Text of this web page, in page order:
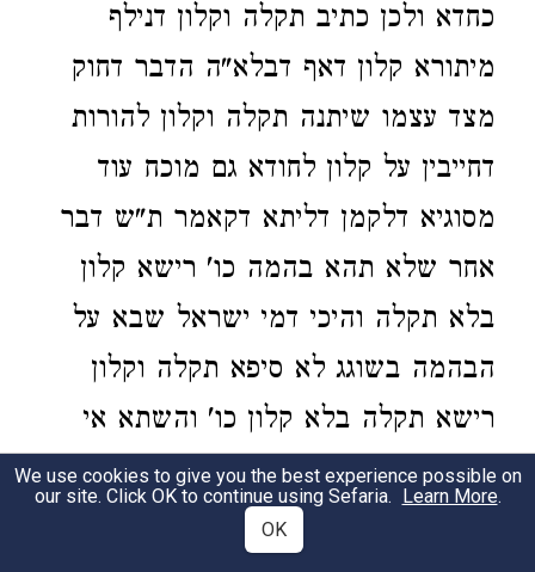
כחדא ולכן כתיב תקלה וקלון דנילף
מיתורא קלון דאף דבלא"ה הדבר דחוק
מצד עצמו שיתנה תקלה וקלון להורות
דחייבין על קלון לחודא גם מוכח עוד
מסוגיא דלקמן דליתא דקאמר ת"ש דבר
אחר שלא תהא בהמה כו' רישא קלון
בלא תקלה והיכי דמי ישראל שבא על
הבהמה בשוגג לא סיפא תקלה וקלון
רישא תקלה בלא קלון כו' והשתא אי
ס"ד כנ"ל מאי קאמר לא סיפא תקלה
וקלון הא גם אי אמרינן הכי ע"כ מוכח
We use cookies to give you the best experience possible on
our site. Click OK to continue using Sefaria. Learn More.
OK